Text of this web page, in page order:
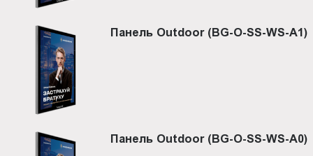
Панель Outdoor (BG-O-SS-WS-A1)
Панель Outdoor (BG-O-SS-WS-A0)